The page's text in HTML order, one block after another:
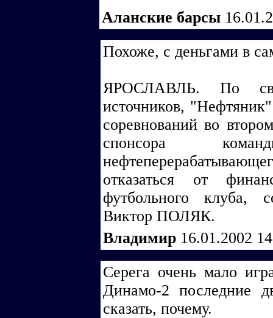
Аланские барсы
Похоже, с деньгами в
ЯРОСЛАВЛЬ. По
источников,
соревнований во
спонсора
отказаться от
футбольного клуба,
Виктор ПОЛЯК.
Владимир 16.01.2002
Серега очень мало
Динамо-2 последние
сказать, почему.